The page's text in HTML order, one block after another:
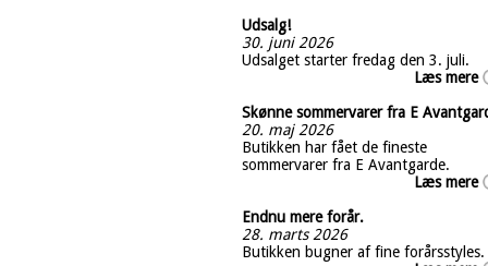
Udsalg!
30. juni 2026
Udsalget starter fredag den 3. juli.
Læs mere
Skønne sommervarer fra E
20. maj 2026
Butikken har fået de fineste
sommervarer fra E Avantgarde.
Læs mere
Endnu mere forår.
28. marts 2026
Butikken bugner af fine forårsstyles.